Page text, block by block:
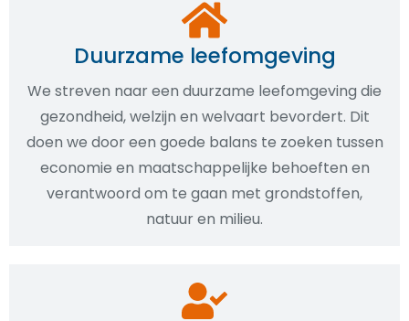
Duurzame leefomgeving
We streven naar een duurzame leefomgeving die
gezondheid, welzijn en welvaart bevordert. Dit
doen we door een goede balans te zoeken tussen
economie en maatschappelijke behoeften en
verantwoord om te gaan met grondstoffen,
natuur en milieu.